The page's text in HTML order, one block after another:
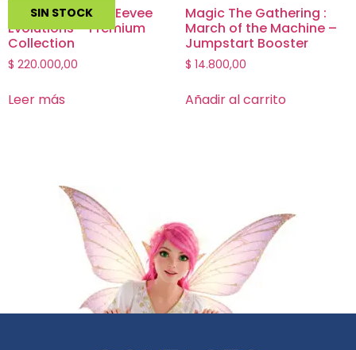
SIN STOCK
Pokemon TCG – Eevee
Evolutions – Premium
Collection
$ 220.000,00
Leer más
Magic The Gathering :
March of the Machine –
Jumpstart Booster
$ 14.800,00
Añadir al carrito